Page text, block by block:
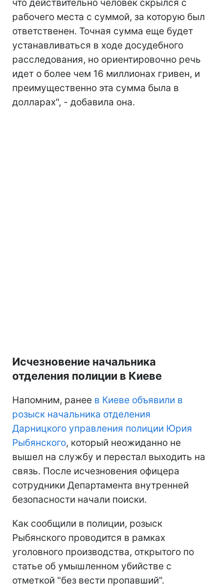
что действительно человек скрылся с
рабочего места с суммой, за которую был
ответственен. Точная сумма еще будет
устанавливаться в ходе досудебного
расследования, но ориентировочно речь
идет о более чем 16 миллионах гривен, и
преимущественно эта сумма была в
долларах", - добавила она.
Исчезновение начальника
отделения полиции в Киеве
Напомним, ранее в Киеве объявили в
розыск начальника отделения
Дарницкого управления полиции Юрия
Рыбянского, который неожиданно не
вышел на службу и перестал выходить на
связь. После исчезновения офицера
сотрудники Департамента внутренней
безопасности начали поиски.
Как сообщили в полиции, розыск
Рыбянского проводится в рамках
уголовного производства, открытого по
статье об умышленном убийстве с
отметкой "без вести пропавший".